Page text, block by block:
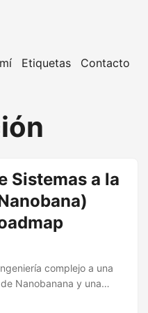
Etiquetas Contacto
Sistemas a la
complejo a una
Nanobanana y una
el abstracto Ciclo
Operations Engineering.